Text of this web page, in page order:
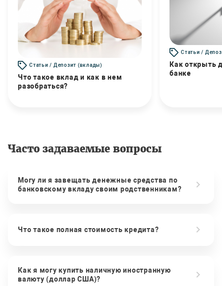
Статьи / Депозит (вклады)
Что такое вклад и как в нем
разобраться?
Статьи /
Как открыть
банке
Часто задаваемые вопросы
Могу ли я завещать денежные средства по
банковскому вкладу своим родственникам?
Что такое полная стоимость кредита?
Как я могу купить наличную иностранную
валюту (доллар США)?